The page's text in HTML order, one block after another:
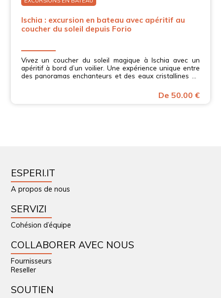
Ischia : excursion en bateau avec apéritif au
coucher du soleil depuis Forio
Vivez un coucher du soleil magique à Ischia avec un
apéritif à bord d’un voilier. Une expérience unique entre
des panoramas enchanteurs et des eaux cristallines en
De 50.00 €
ESPERI.IT
A propos de nous
SERVIZI
Cohésion d’équipe
COLLABORER AVEC NOUS
Fournisseurs
Reseller
SOUTIEN